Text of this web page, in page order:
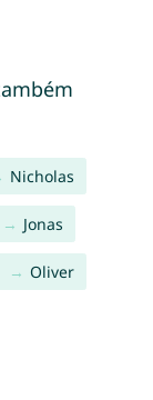
Nicholas
Jonas
Oliver